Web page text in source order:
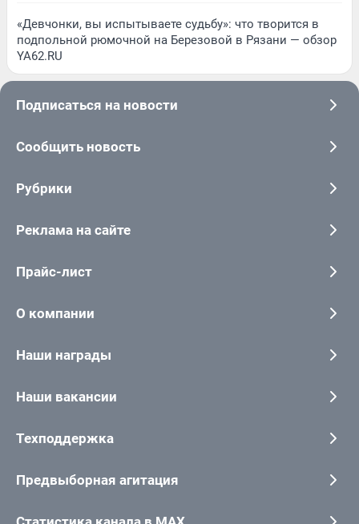
«Девчонки, вы испытываете судьбу»: что творится в
подпольной рюмочной на Березовой в Рязани — обзор
YA62.RU
Подписаться на новости
Сообщить новость
Рубрики
Реклама на сайте
Прайс-лист
О компании
Наши награды
Наши вакансии
Техподдержка
Предвыборная агитация